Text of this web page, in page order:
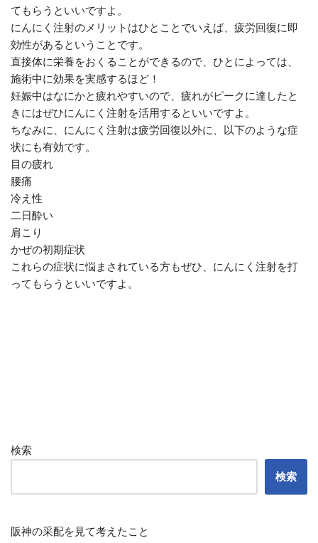
てもらうといいですよ。
にんにく注射のメリットはひとことでいえば、疲労回復に即
効性があるということです。
直接体に栄養をおくることができるので、ひとによっては、
施術中に効果を実感するほど！
妊娠中はなにかと疲れやすいので、疲れがピークに達したと
きにはぜひにんにく注射を活用するといいですよ。
ちなみに、にんにく注射は疲労回復以外に、以下のような症
状にも有効です。
目の疲れ
腰痛
冷え性
二日酔い
肩こり
かぜの初期症状
これらの症状に悩まされている方もぜひ、にんにく注射を打
ってもらうといいですよ。
検索
検索
阪神の采配を見て考えたこと